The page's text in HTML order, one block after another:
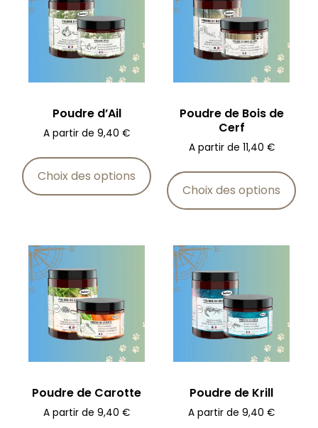
Poudre d’Ail
A partir de 9,40 €
Choix des options
Poudre de Bois de
Cerf
A partir de 11,40 €
Choix des options
Poudre de Carotte
A partir de 9,40 €
Poudre de Krill
A partir de 9,40 €